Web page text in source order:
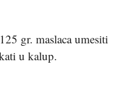
gr. maslaca umesiti
u kalup.